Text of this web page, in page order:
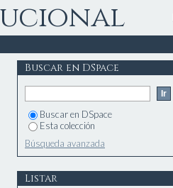
Buscar en DSpace
Buscar en DSpace
Esta colección
Búsqueda avanzada
Listar